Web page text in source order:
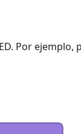
Por ejemplo,